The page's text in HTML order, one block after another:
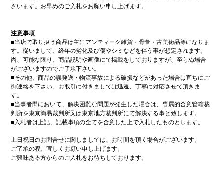
ざいます。お早めのご入札をお願い申し上げます。
注意事項
■当店で取り扱う商品は主にアンティーク雑貨・骨董・古美術品等になりま
す。従いまして、経年の劣化及び傷やシミなどを伴う事が想定されます。
尚、可能な限り、商品説明や画像にて掲載をしておりますが、至らぬ場合
がございますのでご了承下さい。
■その他、商品の誤発送・物流事故による破損などがあった場合は直ちにご
御連絡を下さい。お取引に付きましては迅速、丁寧に対応させて頂きま
す。
■当事者間において、解決困難な問題が発生した場合は、専属的合意管轄裁
判所を東京簡易裁判所又は東京地方裁判所にて解決する事と致します。
■入札者は上記、記載事項の全てを合意した上で入札したものとします。
土日祝日のお問合せに関しましては、お時間を頂く場合がございます。
ご了承の程、宜しくお願い申し上げます。
ご興味ある方からのご入札をお待ちしております。